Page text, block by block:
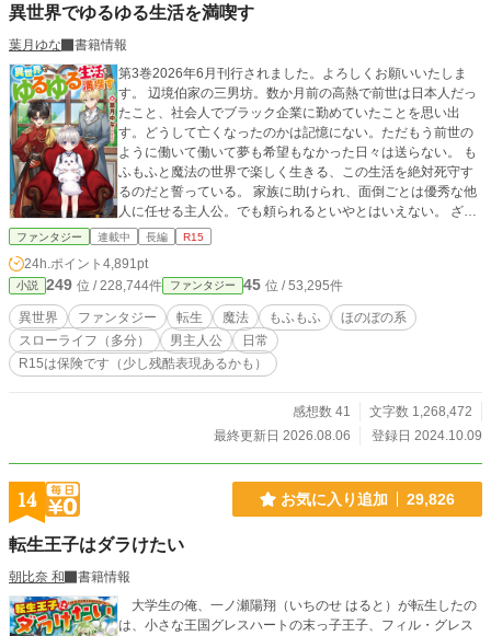
なった。 Ｆ級冒険者からＣ級冒険者へと、地球から勝手に
り続け、4年半後ダンジョンへと進む。 ダンジョンの最終
深部。 ダンジョンマスターとして再会した兄の親友（享年
45）旭 尚人（あさひ なおと）も加わり、ついに3人で迷
宮都市へ。 テイムした仲間のシルバー（シルバーウル
フ）・ハニー（ハニービー）・フォレスト（迷宮タイガー）
と一緒に楽しくダンジョン攻略中。 どこか気が抜けて心温
まる？ そんな冒険です。 残念ながら恋愛要素は皆無で
す。
異世界でゆるゆる生活を満喫す
葉月ゆな
書籍情報
第3巻2026年6月刊行されました。よろしくお願いいたしま
す。 辺境伯家の三男坊。数か月前の高熱で前世は日本人だっ
たこと、社会人でブラック企業に勤めていたことを思い出
す。どうして亡くなったのかは記憶にない。ただもう前世の
ように働いて働いて夢も希望もなかった日々は送らない。 も
ふもふと魔法の世界で楽しく生きる、この生活を絶対死守す
るのだと誓っている。 家族に助けられ、面倒ごとは優秀な他
人に任せる主人公。でも頼られるといやとはいえない。 ざま
ぁや成り上がりはなく、思いつくままに好きに行動する日常
ファンタジー 連載中 長編 R15
24h.ポイント 4,891pt
小説 249 位 / 228,744件 ファンタジー 45 位 / 53,295件
異世界 ファンタジー 転生 魔法 もふもふ
ほのぼの系
スローライフ（多分）
男主人公
日常
R15は保険です（少し残酷表現あるかも）
感想数 41
文字数 1,268,472
最終更新日 2026.08.06
登録日 2024.10.09
14 お気に入り追加 29,826
転生王子はダラけたい
朝比奈 和
書籍情報
大学生の俺、一ノ瀬陽翔（いちのせ はると）が転生したの
は、小さな王国グレスハートの末っ子王子、フィル・グレス